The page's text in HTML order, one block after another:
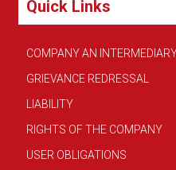
Quick Links
COMPANY AN
GRIEVANCE REDRESSAL
LIABILITY
RIGHTS OF THE COMPANY
USER OBLIGATIONS